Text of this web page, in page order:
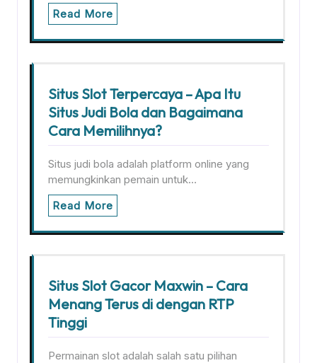
Read More
Situs Slot Terpercaya – Apa Itu
Situs Judi Bola dan Bagaimana
Cara Memilihnya?
Situs judi bola adalah platform online yang
memungkinkan pemain untuk…
Read More
Situs Slot Gacor Maxwin – Cara
Menang Terus di dengan RTP
Tinggi
Permainan slot adalah salah satu pilihan